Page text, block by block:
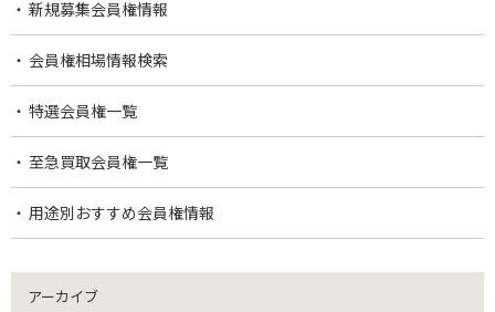
新規募集会員権情報
会員権相場情報検索
特選会員権一覧
至急買取会員権一覧
用途別おすすめ会員権情報
アーカイブ